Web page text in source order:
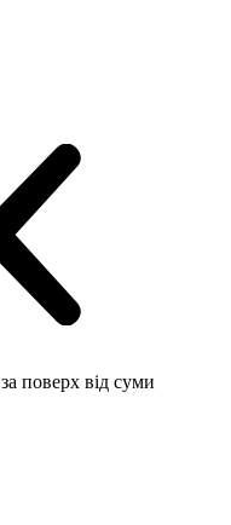
поверх від суми